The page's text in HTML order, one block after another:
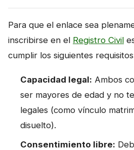
Para que el enlace sea
inscribirse en el Registro Civil
cumplir los siguientes
Capacidad legal: Ambos
ser mayores de edad y no
legales (como vínculo
disuelto).
Consentimiento libre: